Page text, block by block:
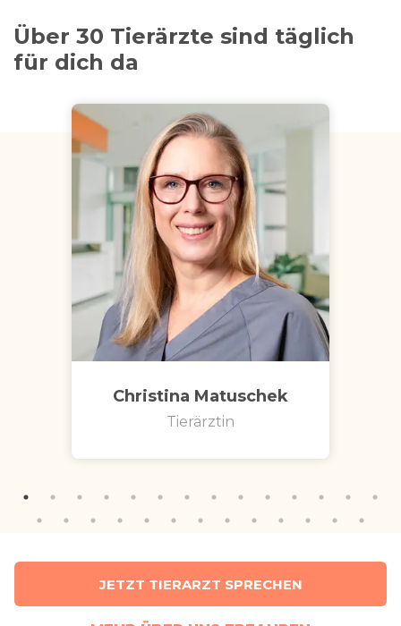
Über 30 Tierärzte sind täglich
für dich da
Christina Matuschek
Tierärztin
JETZT TIERARZT SPRECHEN